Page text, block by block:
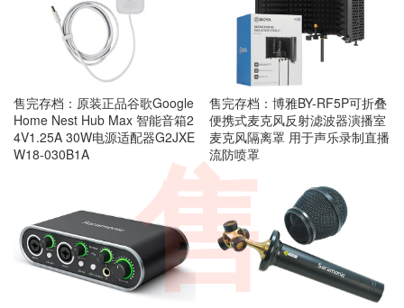
售完存档：原装正品谷歌Google
Home Nest Hub Max 智能音箱2
4V1.25A 30W电源适配器G2JXE
W18-030B1A
售完存档：博雅BY-RF5P可折叠
便携式麦克风反射滤波器演播室
麦克风隔离罩 用于声乐录制直播
流防喷罩
售